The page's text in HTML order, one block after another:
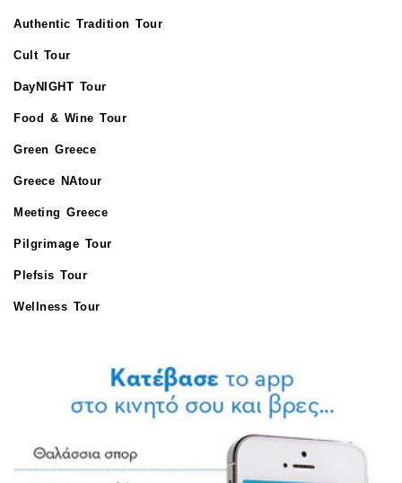
Authentic Tradition Tour
Cult Tour
DayNIGHT Tour
Food & Wine Tour
Green Greece
Greece NAtour
Meeting Greece
Pilgrimage Tour
Plefsis Tour
Wellness Tour